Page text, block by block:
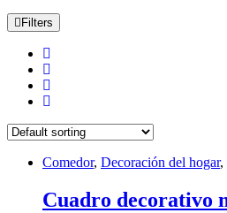
Filters
Comedor, Decoración del hogar,
Cuadro decorativo